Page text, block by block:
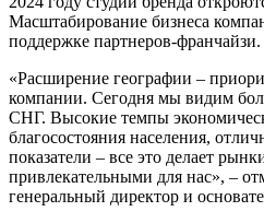
Масштабирование бизнеса
поддержке партнеров-франчайзи.
«Расширение географии –
компании. Сегодня мы видим
СНГ. Высокие темпы
благосостояния населения,
показатели – все это делает
привлекательными для нас», –
генеральный директор и